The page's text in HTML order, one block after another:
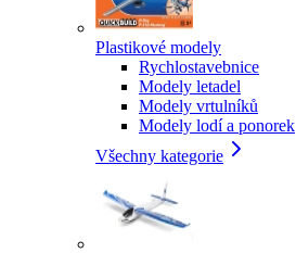
Plastikové modely
Rychlostavebnice
Modely letadel
Modely vrtulníků
Modely lodí a ponorek
Všechny kategorie